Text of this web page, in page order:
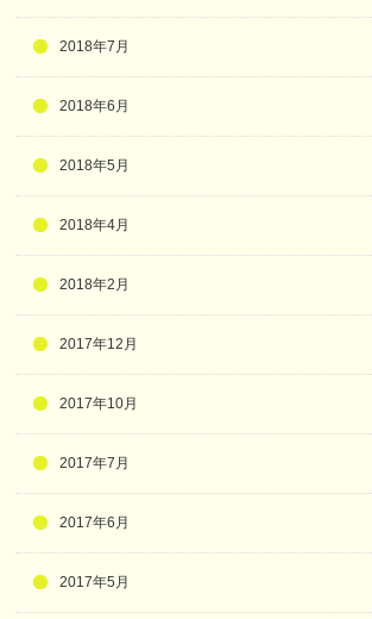
2018年7月
2018年6月
2018年5月
2018年4月
2018年2月
2017年12月
2017年10月
2017年7月
2017年6月
2017年5月